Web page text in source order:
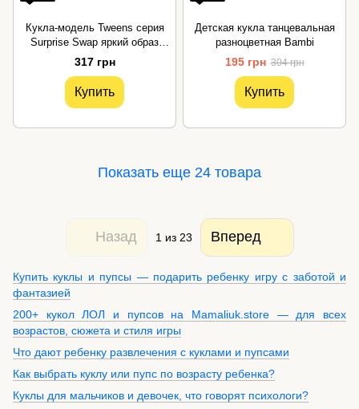
Кукла-модель Tweens серия
Surprise Swap яркий образ
L.O.L. Surprise!
317 грн
Купить
Детская кукла танцевальная
разноцветная Bambi
195 грн 304 грн
Купить
Показать еще 24 товара
Назад 1 из 23 Вперед
Купить куклы и пупсы — подарить ребенку игру с заботой и
фантазией
200+ кукол ЛОЛ и пупсов на Mamaliuk.store — для всех
возрастов, сюжета и стиля игры
Что дают ребенку развлечения с куклами и пупсами
Как выбрать куклу или пупс по возрасту ребенка?
Куклы для мальчиков и девочек, что говорят психологи?